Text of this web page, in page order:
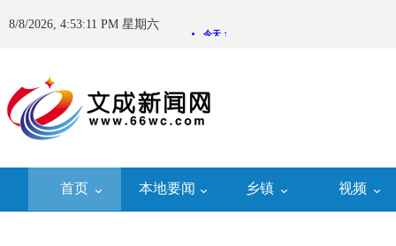
8/8/2026, 4:53:12 PM 星期六
首页 本地要闻 乡镇 视频